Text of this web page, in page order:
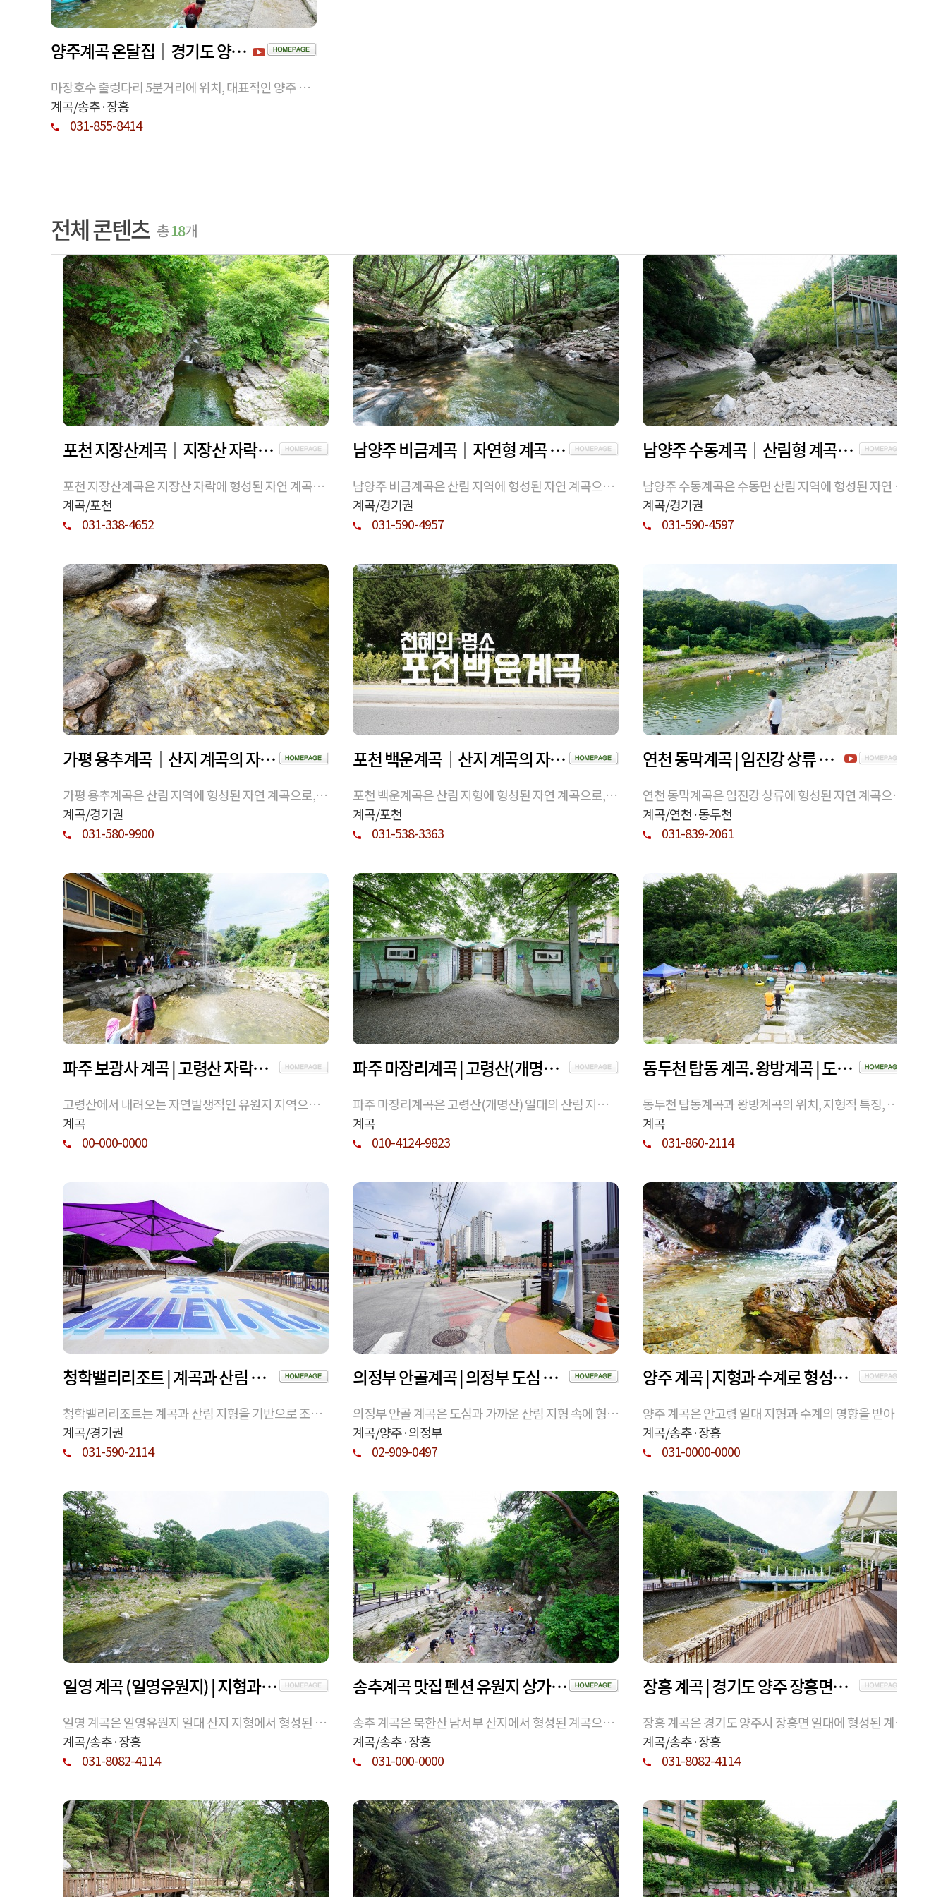
양주계곡 온달집｜경기도 양주 계곡 핫플로 알려진 계곡식당
마장호수 출렁다리 5분거리에 위치, 대표적인 양주 계
곡, 친절한곳으로 알려진 계곡 물놀이 핫플레이스
계곡/송추·장흥
031-855-8414
전체 콘텐츠 총18개
포천 지장산계곡｜지장산 자락의 자연 계곡 환경과 이용 정보
포천 지장산계곡은 지장산 자락에 형성된 자연 계곡으
로, 계절에 따라 다른 풍경을 보입니다. 위치, 자연 환경,
이용 시 참고 사항을 정보 중심으로 정리했습니다.
계곡/포천
031-338-4652
남양주 비금계곡｜자연형 계곡 환경과 이용 시 참고 사항
남양주 비금계곡은 산림 지역에 형성된 자연 계곡으로,
계절에 따라 수량과 환경이 달라집니다. 위치, 지형 특
성, 이용 시 유의점을 정보 중심으로 정리했습니다.
계곡/경기권
031-590-4957
남양주 수동계곡｜산림형 계곡의 자연 환경과 이용 정보
남양주 수동계곡은 수동면 산림 지역에 형성된 자연 계
곡입니다. 지형과 수계 특징, 계절별 환경 변화, 이용 시
유의사항을 정보 중심으로 정리했습니다.
계곡/경기권
031-590-4597
가평 용추계곡｜산지 계곡의 자연 환경과 이용 정보 정리
가평 용추계곡은 산림 지역에 형성된 자연 계곡으로, 암
반과 수계가 어우러진 환경을 지니고 있습니다. 위치,
지형 특성, 계절별 변화와 이용 시 유의사항을 정보 중
계곡/경기권
031-580-9900
포천 백운계곡｜산지 계곡의 자연 환경과 이용 정보 정리
포천 백운계곡은 산림 지형에 형성된 자연 계곡으로, 계
절에 따라 수량과 경관이 변화합니다. 위치, 지형 특징,
이용 시 참고 사항을 정보 중심으로 정리했습니다.
계곡/포천
031-538-3363
연천 동막계곡 | 임진강 상류 자연계곡의 지형과 환경
연천 동막계곡은 임진강 상류에 형성된 자연 계곡으로,
계절 변화에 따른 수량과 지형적 특징을 통해 경기북부
자연환경의 특성을 보여준다. 위치와 환경적 가치를 객
계곡/연천·동두천
031-839-2061
파주 보광사 계곡 | 고령산 자락의 파주 계곡과 물놀이
고령산에서 내려오는 자연발생적인 유원지 지역으로
현재는 몇몇 식당과 자유개방된 계곡이 있음, 보광사 아
래 위
계곡
00-000-0000
파주 마장리계곡 | 고령산(개명산) 자락의 자연 계곡 환경
파주 마장리계곡은 고령산(개명산) 일대의 산림 지형
을 따라 형성된 자연 계곡으로, 느티나무 숲속마을로 부
르는 마장2리 마을 주민들이 운영.관리하는 계곡
계곡
010-4124-9823
동두천 탑동 계곡. 왕방계곡 | 도심 인접 계곡의 자연환경과 이용 정보
동두천 탑동계곡과 왕방계곡의 위치, 지형적 특징, 계
절별 환경, 이용 시 유의사항을 정리한 정보성 콘텐츠.
상업성 없는 자연 기록 중심 안내.
계곡
031-860-2114
청학밸리리조트 | 계곡과 산림 환경을 기반으로 형성된 체류형 휴양 공간
청학밸리리조트는 계곡과 산림 지형을 기반으로 조성
된 휴양 공간으로, 자연 환경 속에서 숙박과 휴식을 함
께 고려한 체류형 시설이다.
계곡/경기권
031-590-2114
의정부 안골계곡 | 의정부 도심 인접 자연형 계곡과 산림 환경
의정부 안골 계곡은 도심과 가까운 산림 지형 속에 형성
된 자연형 계곡으로, 계절 변화에 따라 물길과 숲의 풍
경이 드러나는 생활권 자연 공간이다.
계곡/양주·의정부
02-909-0497
양주 계곡 | 지형과 수계로 형성된 자연 계곡 환경
양주 계곡은 안고령 일대 지형과 수계의 영향을 받아 형
성된 계곡 환경으로, 지역 자연 구조와 물길의 흐름을
이해할 수 있는 공간이다.
계곡/송추·장흥
031-0000-0000
일영 계곡 (일영유원지) | 지형과 수계로 형성된 양주 산지 계곡
일영 계곡은 일영유원지 일대 산지 지형에서 형성된 계
곡으로, 자연 수계와 지역 환경 구조를 이해할 수 있는
공간이다.
계곡/송추·장흥
031-8082-4114
송추계곡 맛집 펜션 유원지 상가 총정리 (근처 추천 계곡식당 . 펜션)
송추 계곡은 북한산 남서부 산지에서 형성된 계곡으로,
지형과 수계 구조를 통해 지역 자연 환경의 특성을 이해
할 수 있는 공간이다.
계곡/송추·장흥
031-000-0000
장흥 계곡 | 경기도 양주 장흥면에 형성된 도심 인접 자연 계곡
장흥 계곡은 경기도 양주시 장흥면 일대에 형성된 계곡
으로, 북한산 남서부 산자락과 연결된 자연 수계 환경을
갖춘 지역이다. 지형적 특징과 이용 환경을 정보 중심으
계곡/송추·장흥
031-8082-4114